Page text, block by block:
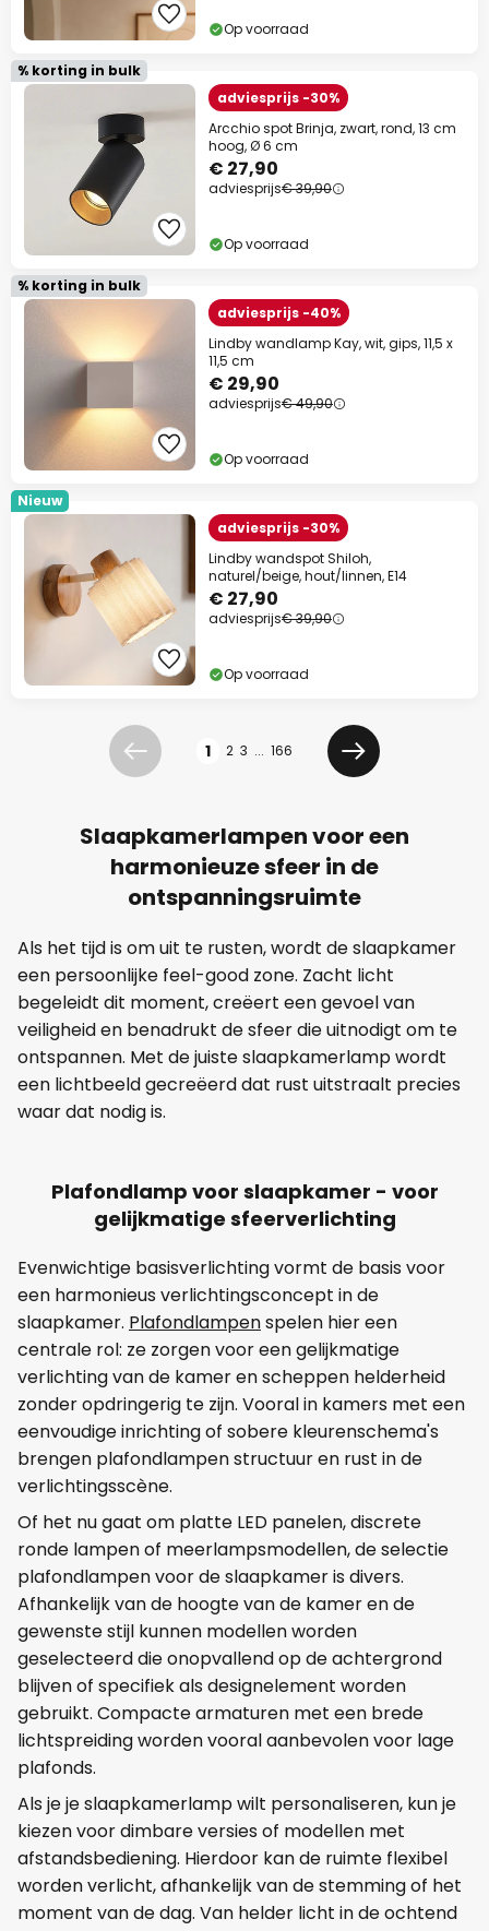
Op voorraad
% korting in bulk
adviesprijs -30%
Arcchio spot Brinja, zwart, rond, 13 cm
hoog, Ø 6 cm
€ 27,90
adviesprijs€ 39,90
Op voorraad
% korting in bulk
adviesprijs -40%
Lindby wandlamp Kay, wit, gips, 11,5 x
11,5 cm
€ 29,90
adviesprijs€ 49,90
Op voorraad
Nieuw
adviesprijs -30%
Lindby wandspot Shiloh,
naturel/beige, hout/linnen, E14
€ 27,90
adviesprijs€ 39,90
Op voorraad
Vorige 1 2 3 ... 166
Volgende
Slaapkamerlampen voor een
harmonieuze sfeer in de
ontspanningsruimte
Als het tijd is om uit te rusten, wordt de slaapkamer
een persoonlijke feel-good zone. Zacht licht
begeleidt dit moment, creëert een gevoel van
veiligheid en benadrukt de sfeer die uitnodigt om te
ontspannen. Met de juiste slaapkamerlamp wordt
een lichtbeeld gecreëerd dat rust uitstraalt precies
waar dat nodig is.
Plafondlamp voor slaapkamer - voor
gelijkmatige sfeerverlichting
Evenwichtige basisverlichting vormt de basis voor
een harmonieus verlichtingsconcept in de
slaapkamer. Plafondlampenspelen hier een
centrale rol: ze zorgen voor een gelijkmatige
verlichting van de kamer en scheppen helderheid
zonder opdringerig te zijn. Vooral in kamers met een
eenvoudige inrichting of sobere kleurenschema's
brengen plafondlampen structuur en rust in de
verlichtingsscène.
Of het nu gaat om platte LED panelen, discrete
ronde lampen of meerlampsmodellen, de selectie
plafondlampen voor de slaapkamer is divers.
Afhankelijk van de hoogte van de kamer en de
gewenste stijl kunnen modellen worden
geselecteerd die onopvallend op de achtergrond
blijven of specifiek als designelement worden
gebruikt. Compacte armaturen met een brede
lichtspreiding worden vooral aanbevolen voor lage
plafonds.
Als je je slaapkamerlamp wilt personaliseren, kun je
kiezen voor dimbare versies of modellen met
afstandsbediening. Hierdoor kan de ruimte flexibel
worden verlicht, afhankelijk van de stemming of het
moment van de dag. Van helder licht in de ochtend